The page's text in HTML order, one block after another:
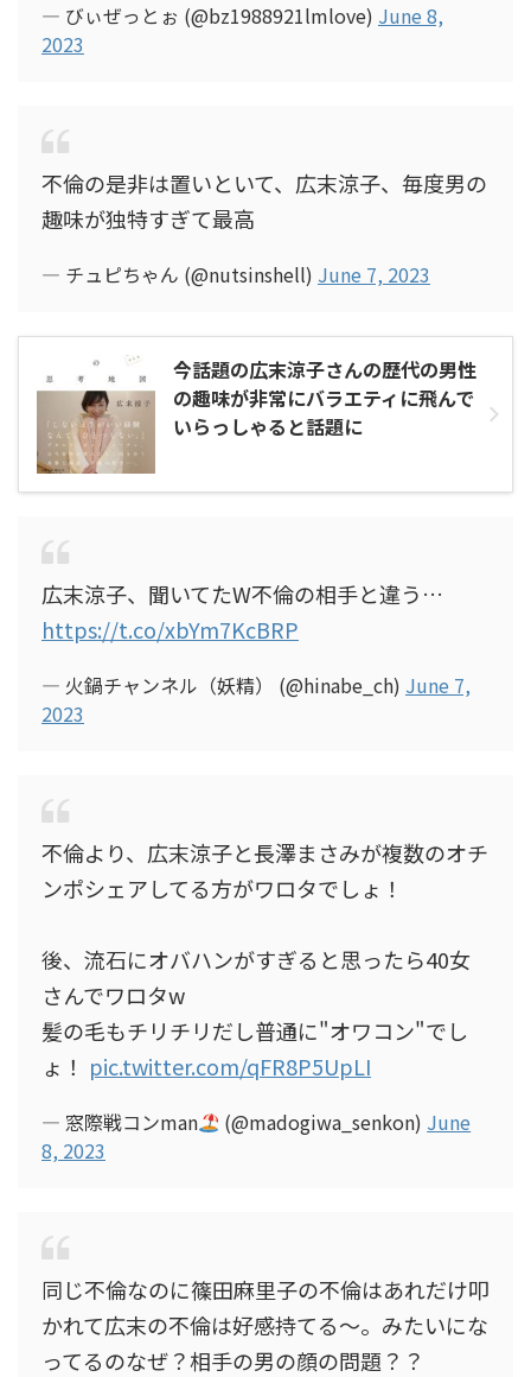
— びぃぜっとぉ (@bz1988921lmlove) June 8,
2023
不倫の是非は置いといて、広末涼子、毎度男の
趣味が独特すぎて最高
— チュピちゃん (@nutsinshell) June 7, 2023
今話題の広末涼子さんの歴代の男性
の趣味が非常にバラエティに飛んで
いらっしゃると話題に
広末涼子、聞いてたW不倫の相手と違う…
https://t.co/xbYm7KcBRP
— 火鍋チャンネル（妖精） (@hinabe_ch) June 7,
2023
不倫より、広末涼子と長澤まさみが複数のオチ
ンポシェアしてる方がワロタでしょ！
後、流石にオバハンがすぎると思ったら40女
さんでワロタw
髪の毛もチリチリだし普通に"オワコン"でし
ょ！ pic.twitter.com/qFR8P5UpLI
— 窓際戦コンman (@madogiwa_senkon) June
8, 2023
同じ不倫なのに篠田麻里子の不倫はあれだけ叩
かれて広末の不倫は好感持てる～。みたいにな
ってるのなぜ？相手の男の顔の問題？？